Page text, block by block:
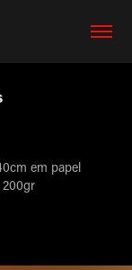
em papel
200gr